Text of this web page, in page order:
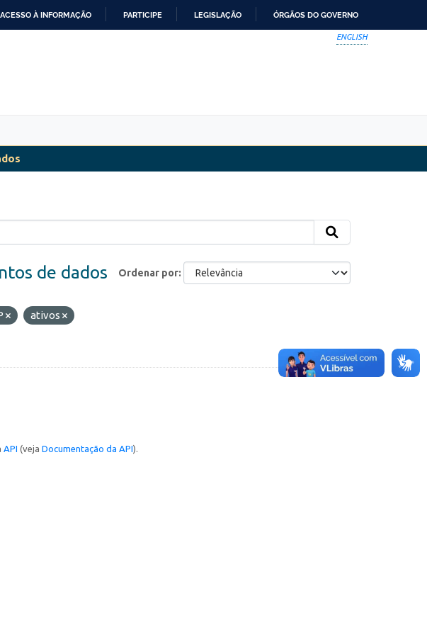
ACESSO À INFORMAÇÃO PARTICIPE LEGISLAÇÃO ÓRGÃOS DO GOVERNO
ENGLISH
Ordenar por
de dados
ativos
API (veja Documentação da API).